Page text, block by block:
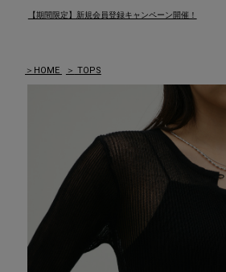
【期間限定】新規会員登録キャンペーン開催！
＞ HOME ＞ TOPS